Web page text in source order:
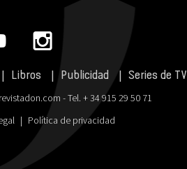
Libros Publicidad Series de TV
- Tel. + 34 915 29 50 71
| Política de privacidad